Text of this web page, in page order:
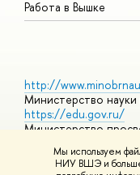
Мы используем
НИУ ВШЭ и
Работа в Вышке
http://
Министерство
https://edu.gov.ru/
Министерство
Массовые открытые